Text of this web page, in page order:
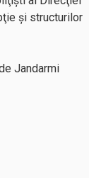
şi structurilor
Jandarmi